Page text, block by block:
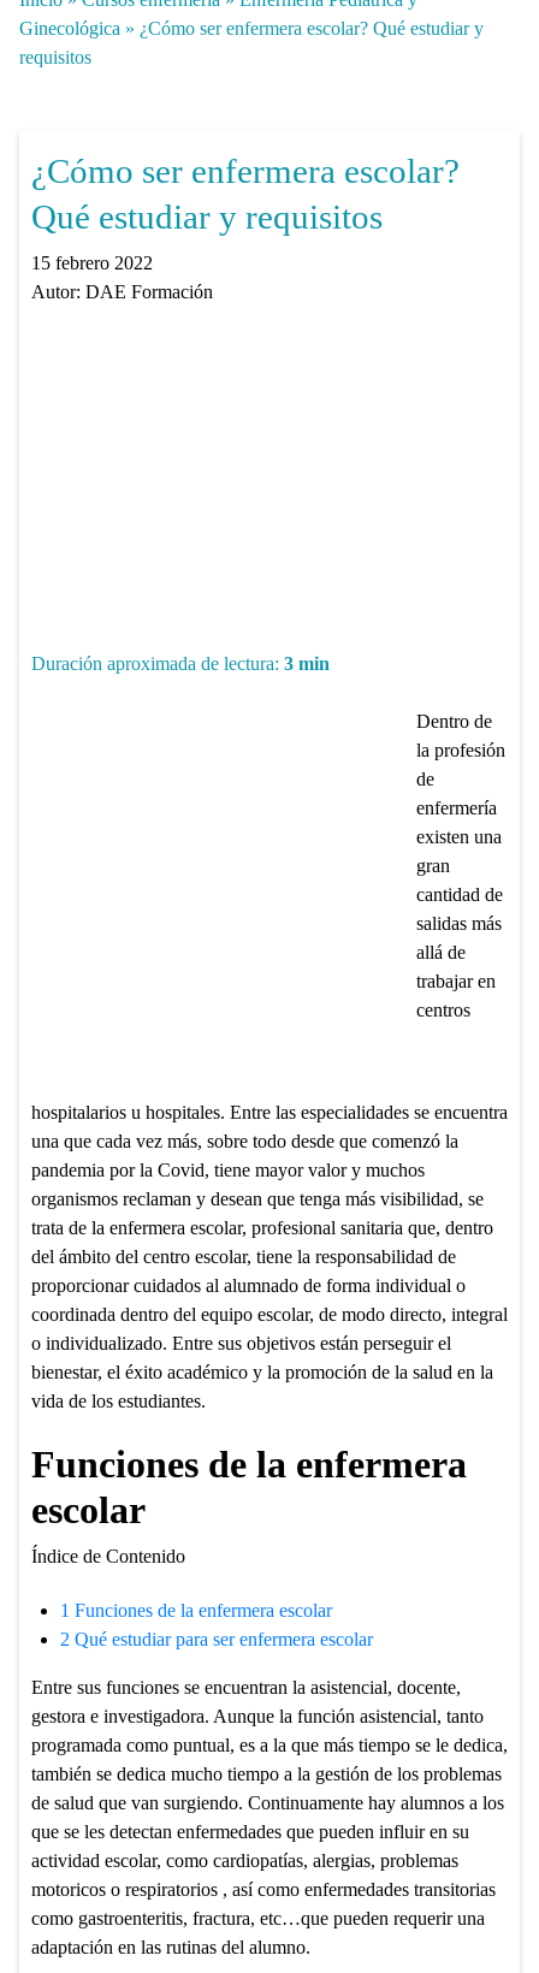
Ginecológica » ¿Cómo ser enfermera escolar? Qué estudiar y
requisitos
¿Cómo ser enfermera escolar?
Qué estudiar y requisitos
15 febrero 2022
Autor: DAE Formación
Duración aproximada de lectura: 3 min
Dentro de
la profesión
de
enfermería
existen una
gran
cantidad de
salidas más
allá de
trabajar en
centros
hospitalarios u hospitales. Entre las especialidades se encuentra
una que cada vez más, sobre todo desde que comenzó la
pandemia por la Covid, tiene mayor valor y muchos
organismos reclaman y desean que tenga más visibilidad, se
trata de la enfermera escolar, profesional sanitaria que, dentro
del ámbito del centro escolar, tiene la responsabilidad de
proporcionar cuidados al alumnado de forma individual o
coordinada dentro del equipo escolar, de modo directo, integral
o individualizado. Entre sus objetivos están perseguir el
bienestar, el éxito académico y la promoción de la salud en la
vida de los estudiantes.
Funciones de la enfermera
escolar
Índice de Contenido
1 Funciones de la enfermera escolar
2 Qué estudiar para ser enfermera escolar
Entre sus funciones se encuentran la asistencial, docente,
gestora e investigadora. Aunque la función asistencial, tanto
programada como puntual, es a la que más tiempo se le dedica,
también se dedica mucho tiempo a la gestión de los problemas
de salud que van surgiendo. Continuamente hay alumnos a los
que se les detectan enfermedades que pueden influir en su
actividad escolar, como cardiopatías, alergias, problemas
motoricos o respiratorios , así como enfermedades transitorias
como gastroenteritis, fractura, etc…que pueden requerir una
adaptación en las rutinas del alumno.